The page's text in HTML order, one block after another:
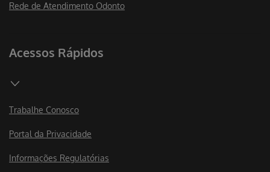
Rede de Atendimento Odonto
Acessos Rápidos
Trabalhe Conosco
Portal da Privacidade
Informações Regulatórias